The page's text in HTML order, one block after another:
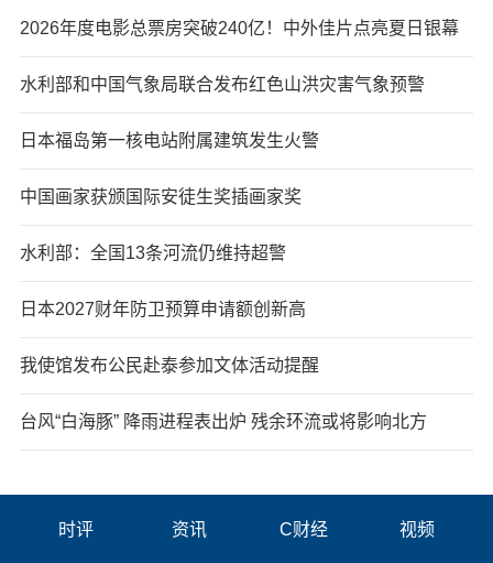
2026年度电影总票房突破240亿！中外佳片点亮夏日银幕
水利部和中国气象局联合发布红色山洪灾害气象预警
日本福岛第一核电站附属建筑发生火警
中国画家获颁国际安徒生奖插画家奖
水利部：全国13条河流仍维持超警
日本2027财年防卫预算申请额创新高
我使馆发布公民赴泰参加文体活动提醒
台风“白海豚” 降雨进程表出炉 残余环流或将影响北方
时评 资讯 C财经 视频